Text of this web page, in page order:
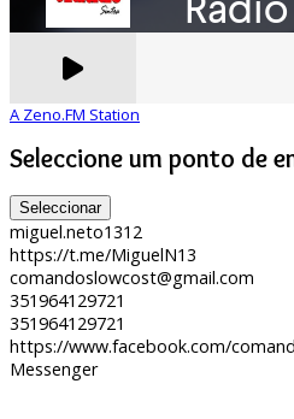
A Zeno.FM Station
Seleccione um ponto de
Seleccionar
miguel.neto1312
https://t.me/MiguelN13
comandoslowcost@gmail.com
351964129721
351964129721
https://www.facebook.com/
Messenger